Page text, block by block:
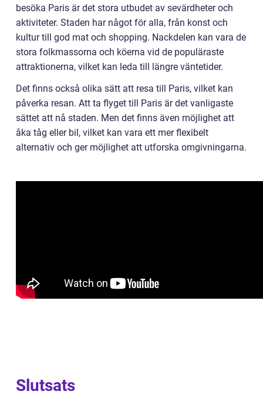
besöka Paris är det stora utbudet av sevärdheter och
aktiviteter. Staden har något för alla, från konst och
kultur till god mat och shopping. Nackdelen kan vara de
stora folkmassorna och köerna vid de populäraste
attraktionerna, vilket kan leda till längre väntetider.
Det finns också olika sätt att resa till Paris, vilket kan
påverka resan. Att ta flyget till Paris är det vanligaste
sättet att nå staden. Men det finns även möjlighet att
åka tåg eller bil, vilket kan vara ett mer flexibelt
alternativ och ger möjlighet att utforska omgivningarna.
Slutsats